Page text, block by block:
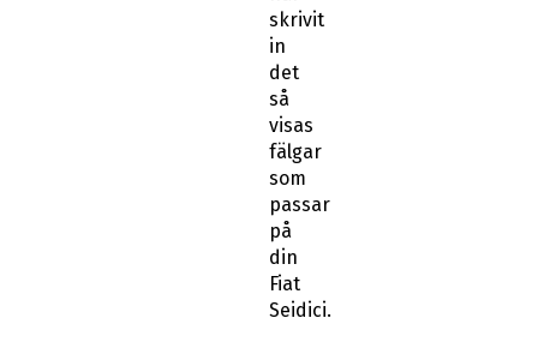
skrivit
in
det
så
visas
fälgar
som
passar
på
din
Fiat
Seidici.